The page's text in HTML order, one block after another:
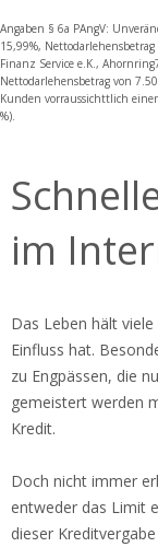
Angaben § 6a PAngV:
15,99%,
Finanz Service e.K.,
Nettodarlehensbetrag von
Kunden vorraussichttlich
%).
im
Das Leben hält
Einfluss hat.
zu Engpässen, die
gemeistert werden
Kredit.
Doch nicht immer
entweder das Limit
dieser